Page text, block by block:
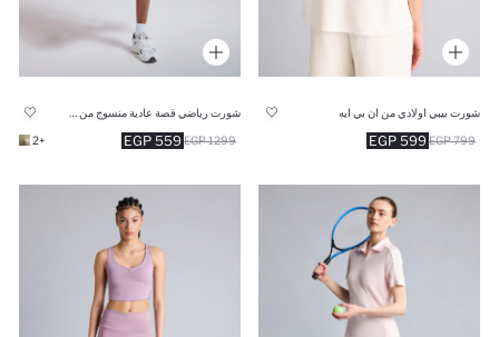
شورت بيبي اولادي من ان بي ايه
599 EGP 799 EGP
شورت رياضي قصة عادية منسوج من DeFactoFit
559 EGP 1299 EGP
+2